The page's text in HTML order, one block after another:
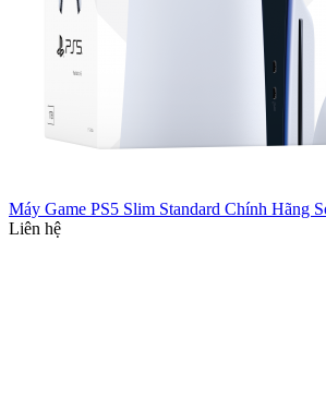
Máy Game PS5 Slim Standard Chính Hãng
Liên hệ